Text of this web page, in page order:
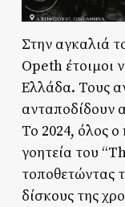
Στην αγκαλιά
Opeth έτοιμοι
Ελλάδα. Τους
ανταποδίδουν
Το 2024, όλος
γοητεία του
τοποθετώντας
δίσκους της